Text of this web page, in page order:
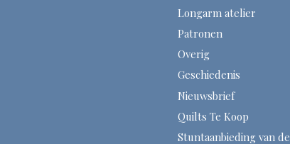
Longarm atelier
Patronen
Overig
Geschiedenis
Nieuwsbrief
Quilts Te Koop
Stuntaanbieding van de